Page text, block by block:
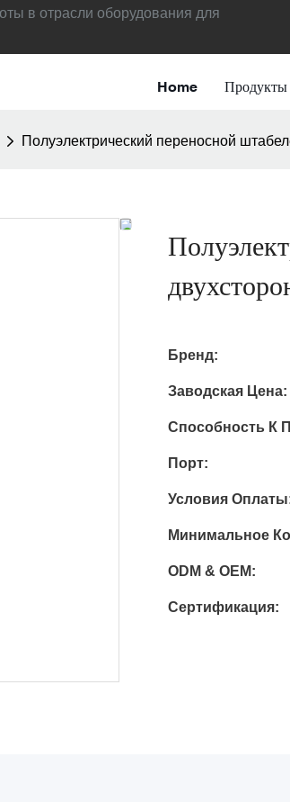
в отрасли оборудования для
Home Продукты
Полуэлектрический переносной
Бренд:
Заводская Цена:
Способность К
Порт:
Условия
Минимальное
ODM & OEM:
Сертификация: